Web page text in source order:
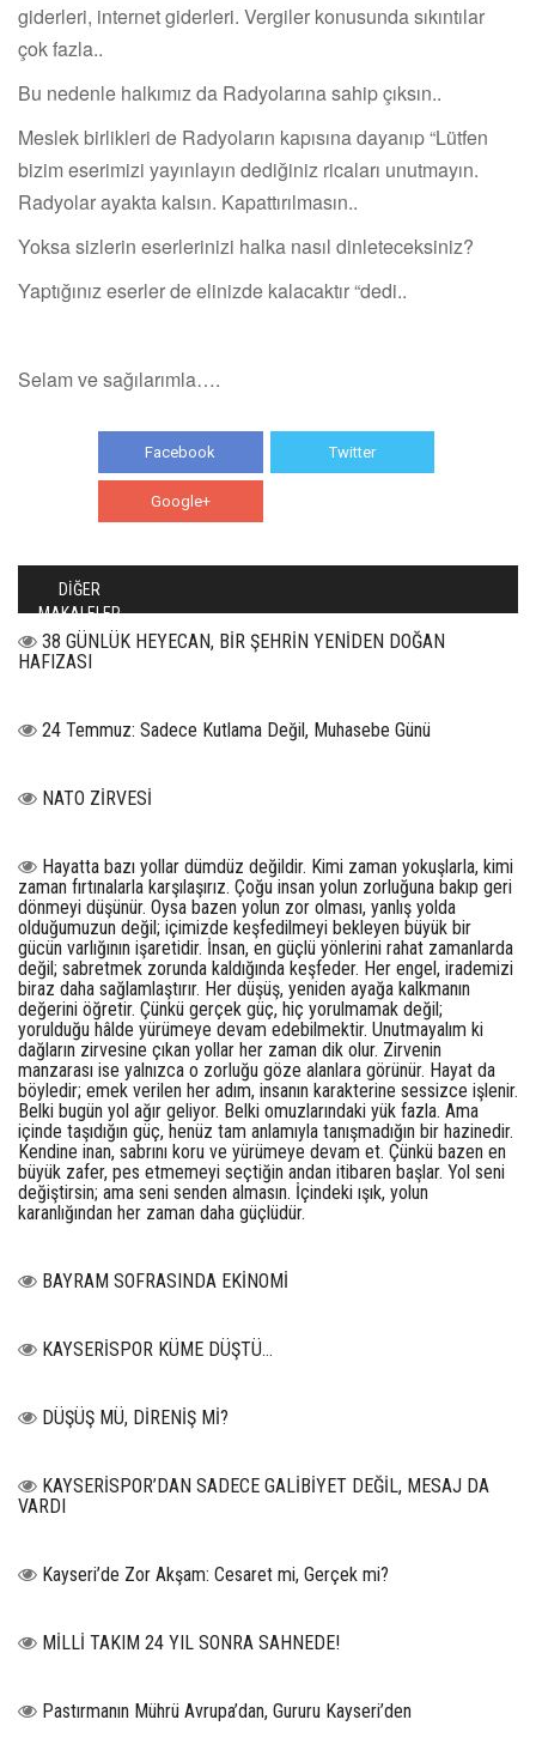
giderleri, internet giderleri. Vergiler konusunda sıkıntılar
çok fazla..
Bu nedenle halkımız da Radyolarına sahip çıksın..
Meslek birlikleri de Radyoların kapısına dayanıp “Lütfen
bizim eserimizi yayınlayın dediğiniz ricaları unutmayın.
Radyolar ayakta kalsın. Kapattırılmasın..
Yoksa sizlerin eserlerinizi halka nasıl dinleteceksiniz?
Yaptığınız eserler de elinizde kalacaktır “dedi..
Selam ve sağılarımla….
Facebook Twitter
Google+
DİĞER
MAKALELER
38 GÜNLÜK HEYECAN, BİR ŞEHRİN YENİDEN DOĞAN
HAFIZASI
24 Temmuz: Sadece Kutlama Değil, Muhasebe Günü
NATO ZİRVESİ
Hayatta bazı yollar dümdüz değildir. Kimi zaman yokuşlarla, kimi
zaman fırtınalarla karşılaşırız. Çoğu insan yolun zorluğuna bakıp geri
dönmeyi düşünür. Oysa bazen yolun zor olması, yanlış yolda
olduğumuzun değil; içimizde keşfedilmeyi bekleyen büyük bir
gücün varlığının işaretidir. İnsan, en güçlü yönlerini rahat zamanlarda
değil; sabretmek zorunda kaldığında keşfeder. Her engel, irademizi
biraz daha sağlamlaştırır. Her düşüş, yeniden ayağa kalkmanın
değerini öğretir. Çünkü gerçek güç, hiç yorulmamak değil;
yorulduğu hâlde yürümeye devam edebilmektir. Unutmayalım ki
dağların zirvesine çıkan yollar her zaman dik olur. Zirvenin
manzarası ise yalnızca o zorluğu göze alanlara görünür. Hayat da
böyledir; emek verilen her adım, insanın karakterine sessizce işlenir.
Belki bugün yol ağır geliyor. Belki omuzlarındaki yük fazla. Ama
içinde taşıdığın güç, henüz tam anlamıyla tanışmadığın bir hazinedir.
Kendine inan, sabrını koru ve yürümeye devam et. Çünkü bazen en
büyük zafer, pes etmemeyi seçtiğin andan itibaren başlar. Yol seni
değiştirsin; ama seni senden almasın. İçindeki ışık, yolun
karanlığından her zaman daha güçlüdür.
BAYRAM SOFRASINDA EKİNOMİ
KAYSERİSPOR KÜME DÜŞTÜ…
DÜŞÜŞ MÜ, DİRENİŞ Mİ?
KAYSERİSPOR’DAN SADECE GALİBİYET DEĞİL, MESAJ DA
VARDI
Kayseri’de Zor Akşam: Cesaret mi, Gerçek mi?
MİLLİ TAKIM 24 YIL SONRA SAHNEDE!
Pastırmanın Mührü Avrupa’dan, Gururu Kayseri’den